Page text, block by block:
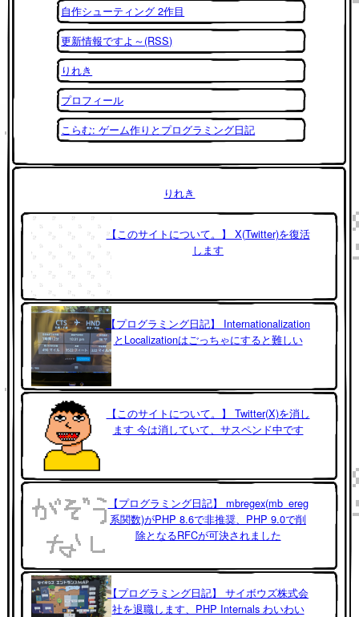
自作シューティング 2作目
更新情報ですよ～(RSS)
りれき
プロフィール
こらむ: ゲーム作りとプログラミング日記
りれき
【このサイトについて。】 X(Twitter)を復活
します
【プログラミング日記】 Internationalization
とLocalizationはごっちゃにすると難しい
【このサイトについて。】 Twitter(X)を消し
ます 今は消していて、サスペンド中です
【プログラミング日記】 mbregex(mb_ereg
系関数)がPHP 8.6で非推奨、PHP 9.0で削
除となるRFCが可決されました
【プログラミング日記】 サイボウズ株式会
社を退職します、PHP Internals わいわい